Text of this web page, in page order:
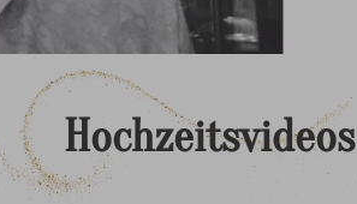
Hochzeitsvideos